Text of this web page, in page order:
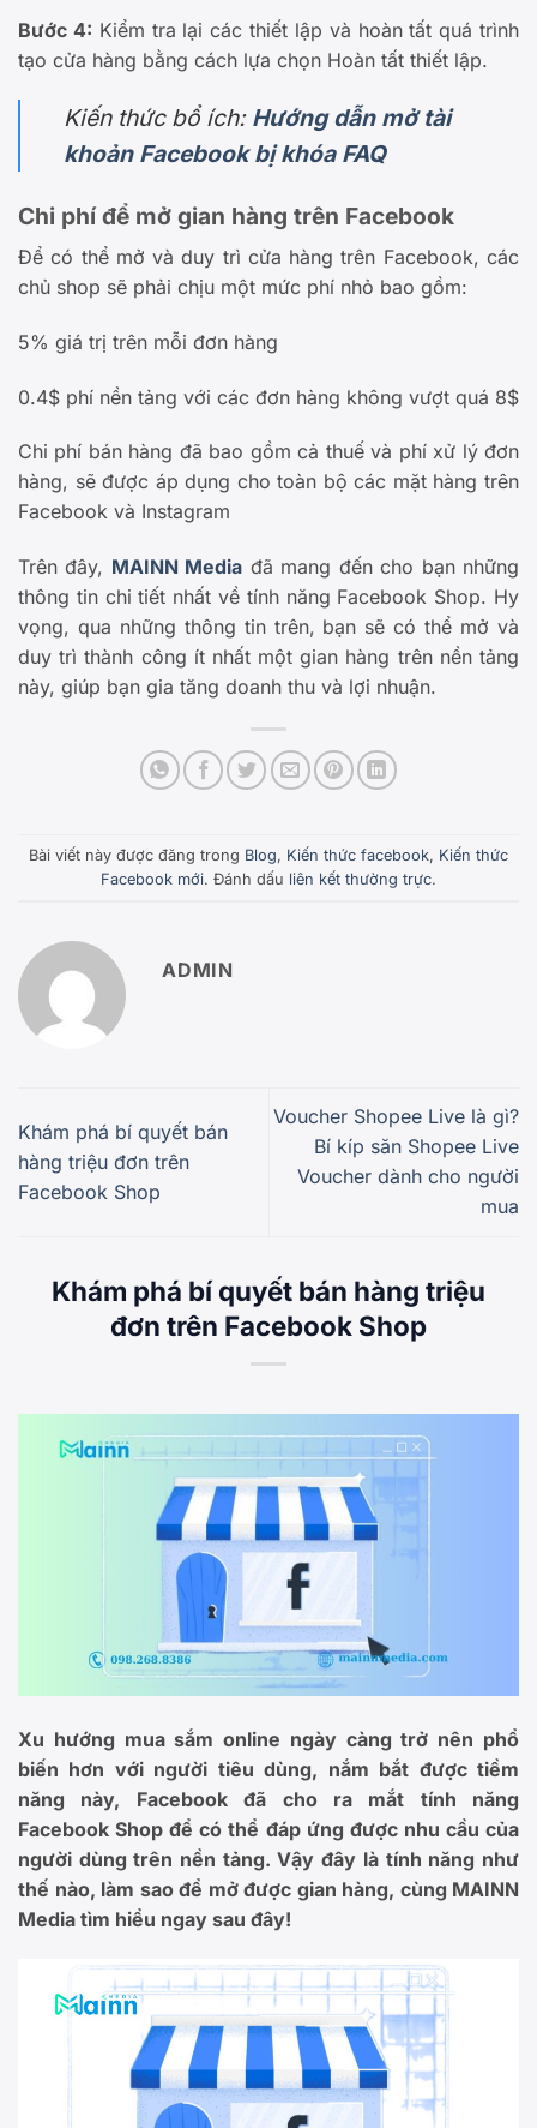
Bước 4: Kiểm tra lại các thiết lập và hoàn tất quá trình
tạo cửa hàng bằng cách lựa chọn Hoàn tất thiết lập.
Kiến thức bổ ích: Hướng dẫn mở tài
khoản Facebook bị khóa FAQ
Chi phí để mở gian hàng trên Facebook
Để có thể mở và duy trì cửa hàng trên Facebook, các
chủ shop sẽ phải chịu một mức phí nhỏ bao gồm:
5% giá trị trên mỗi đơn hàng
0.4$ phí nền tảng với các đơn hàng không vượt quá 8$
Chi phí bán hàng đã bao gồm cả thuế và phí xử lý đơn
hàng, sẽ được áp dụng cho toàn bộ các mặt hàng trên
Facebook và Instagram
Trên đây, MAINN Media đã mang đến cho bạn những
thông tin chi tiết nhất về tính năng Facebook Shop. Hy
vọng, qua những thông tin trên, bạn sẽ có thể mở và
duy trì thành công ít nhất một gian hàng trên nền tảng
này, giúp bạn gia tăng doanh thu và lợi nhuận.
Bài viết này được đăng trong Blog, Kiến thức facebook, Kiến thức
Facebook mới. Đánh dấu liên kết thường trực.
ADMIN
Khám phá bí quyết bán
hàng triệu đơn trên
Facebook Shop
Voucher Shopee Live là gì?
Bí kíp săn Shopee Live
Voucher dành cho người
mua
Khám phá bí quyết bán hàng triệu
đơn trên Facebook Shop
Xu hướng mua sắm online ngày càng trở nên phổ
biến hơn với người tiêu dùng, nắm bắt được tiềm
năng này, Facebook đã cho ra mắt tính năng
Facebook Shop để có thể đáp ứng được nhu cầu của
người dùng trên nền tảng. Vậy đây là tính năng như
thế nào, làm sao để mở được gian hàng, cùng MAINN
Media tìm hiểu ngay sau đây!